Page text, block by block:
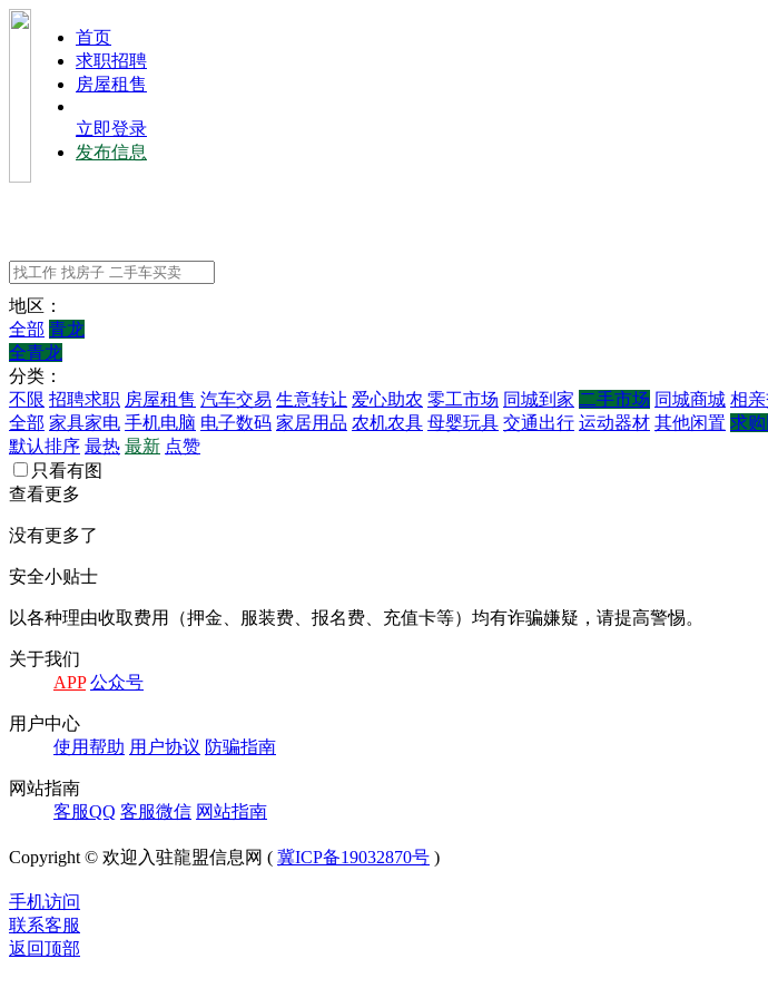
⾸⻚
求职招聘
房屋租售
立即登录
发布信息
地区：
全部 青龙
全青龙
分类：
不限 招聘求职 房屋租售 汽车交易 生意转让 爱心助农 零工市场 同城到家 二手市场 同城商城 相
全部 家具家电 手机电脑 电子数码 家居用品 农机农具 母婴玩具 交通出行 运动器材 其他闲置 求
默认排序 最热 最新 点赞
只看有图
查看更多
没有更多了
安全小贴士
以各种理由收取费⽤（押⾦、服装费、报名费、充值卡等）均有诈骗嫌疑，请提⾼警惕。
关于我们
APP 公众号
⽤户中⼼
使⽤帮助 ⽤户协议 防骗指南
⽹站指南
客服QQ 客服微信 ⽹站指南
Copyright © 欢迎入驻龍盟信息网 ( 冀ICP备19032870号 )
手机访问
联系客服
返回顶部